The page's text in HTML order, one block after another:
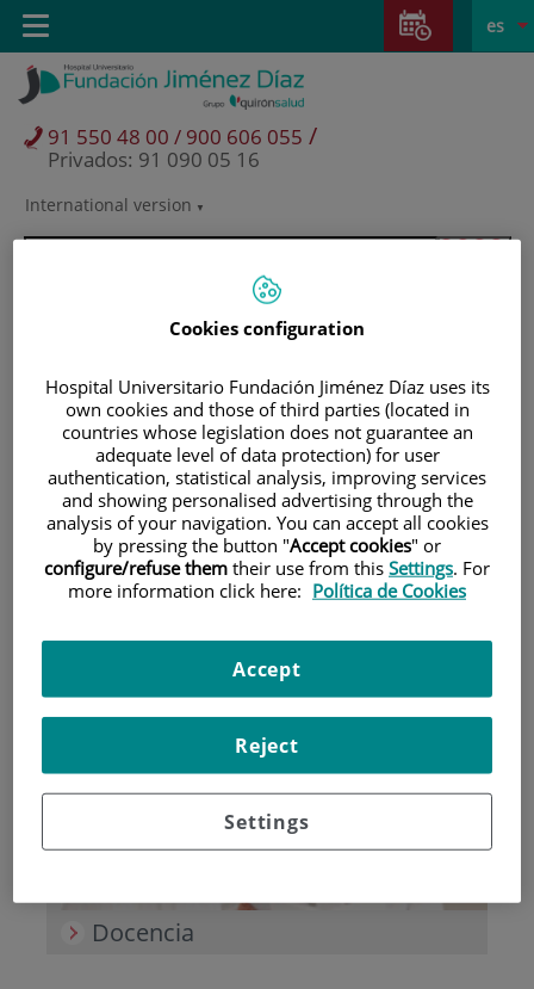
Saltar al contenido
Saltar
contenido
Selector
activo
es
International version
91 550 48 00 / 900 606 055 /
Privados: 91 090 05 16
Toggle
navigation
Pacientes y visitantes
Investigación
Docencia
Cookies configuration
Hospital Universitario Fundación Jiménez Díaz uses its
own cookies and those of third parties (located in
countries whose legislation does not guarantee an
adequate level of data protection) for user
authentication, statistical analysis, improving services
and showing personalised advertising through the
analysis of your navigation. You can accept all cookies
by pressing the button "Accept cookies" or
configure/refuse them their use from this Settings. For
more information click here: Política de Cookies
Settings
Reject
Accept